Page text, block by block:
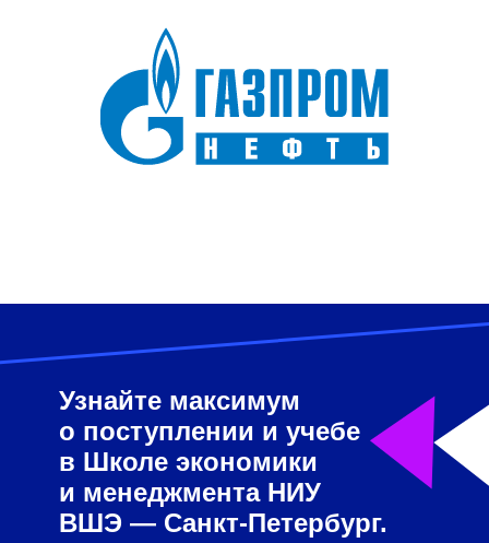
Узнайте максимум
о поступлении и учебе
в Школе экономики
и менеджмента НИУ
ВШЭ — Санкт-Петербург.